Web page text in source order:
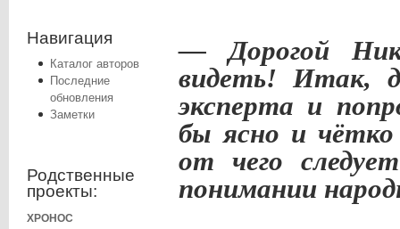
Навигация
Каталог авторов
Последние
обновления
Заметки
Родственные
проекты:
ХРОНОС
— Дорогой
видеть! Итак,
эксперта и
бы ясно и
от чего
понимании